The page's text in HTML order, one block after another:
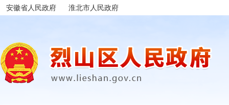
安徽省人民政府 淮北市人民政府